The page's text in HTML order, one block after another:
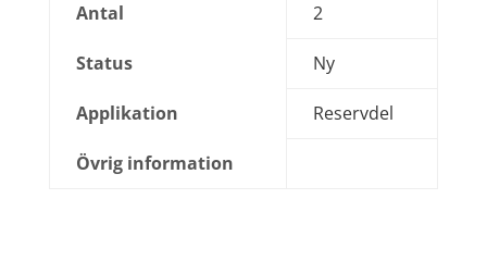
Antal 2
Status Ny
Applikation Reservdel
Övrig information